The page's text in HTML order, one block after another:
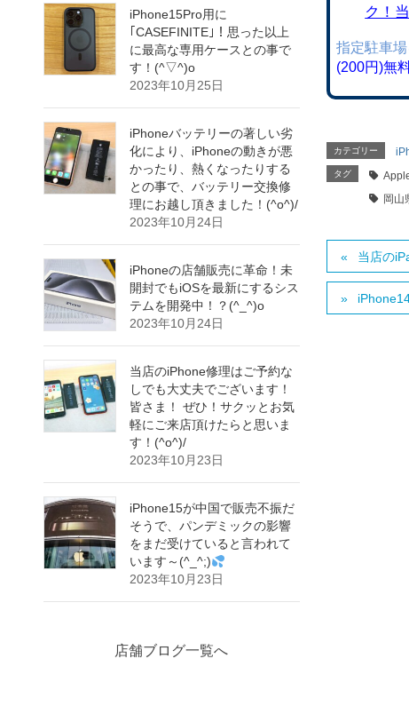
ク！
指定駐車
(200円)無
カテゴリー
タグ
岡山
当店の
iPhone15Pro用に
｢CASEFINITE｣！思った以上
に最高な専用ケースとの事で
す！(^▽^)o
2023年10月25日
iPhoneバッテリーの著しい劣
化により、iPhoneの動きが悪
かったり、熱くなったりする
との事で、バッテリー交換修
理にお越し頂きました！(^o^)/
2023年10月24日
iPhoneの店舗販売に革命！未
開封でもiOSを最新にするシス
テムを開発中！？(^_^)o
2023年10月24日
当店のiPhone修理はご予約な
しでも大丈夫でございます！
皆さま！ ぜひ！サクッとお気
軽にご来店頂けたらと思いま
す！(^o^)/
2023年10月23日
iPhone15が中国で販売不振だ
そうで、パンデミックの影響
をまだ受けていると言われて
います～(^_^;)
2023年10月23日
店舗ブログ一覧へ